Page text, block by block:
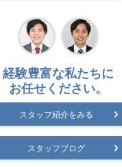
経験豊富な私たちに
お任せください。
スタッフ紹介をみる
スタッフブログ